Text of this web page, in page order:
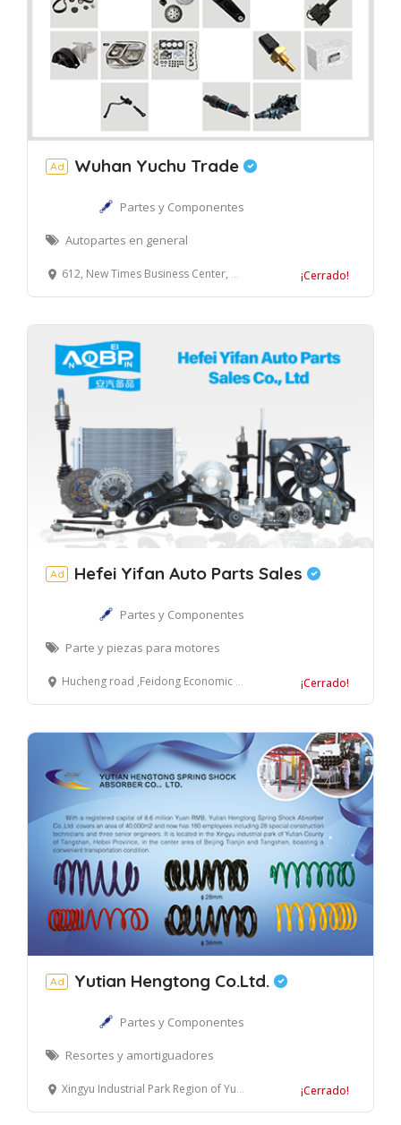
Ad Wuhan Yuchu Trade
Partes y Componentes
Autopartes en general
612, New Times Business Center, No.422 of Wu Luo Rd. Wuchang District, Wuhan, China ¡Cerrado!
Ad Hefei Yifan Auto Parts Sales
Partes y Componentes
Parte y piezas para motores
Hucheng road ,Feidong Economic Development Area,Hefei City, Anhui Province, China ¡Cerrado!
Ad Yutian Hengtong Co.Ltd.
Partes y Componentes
Resortes y amortiguadores
Xingyu Industrial Park Region of Yutian County Of Tangshan, Provincia de Hebei, China ¡Cerrado!